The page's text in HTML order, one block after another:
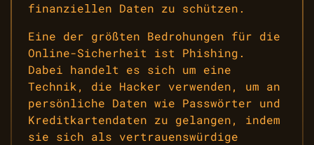
finanziellen Daten zu schützen.
Eine der größten Bedrohungen für die
Online-Sicherheit ist Phishing.
Dabei handelt es sich um eine
Technik, die Hacker verwenden, um an
persönliche Daten wie Passwörter und
Kreditkartendaten zu gelangen, indem
sie sich als vertrauenswürdige